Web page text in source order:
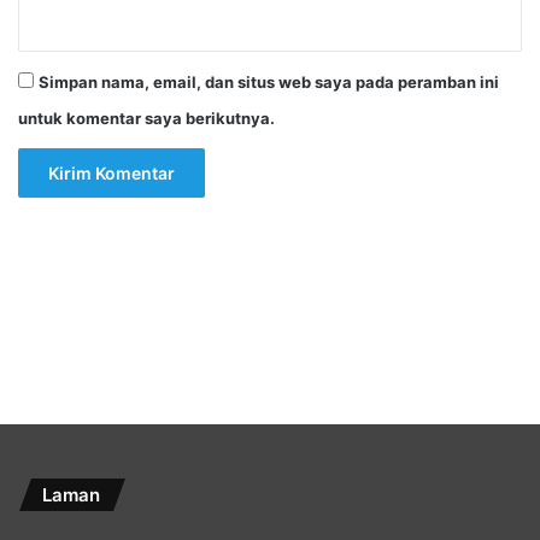
Simpan nama, email, dan situs web saya pada peramban ini
untuk komentar saya berikutnya.
Laman